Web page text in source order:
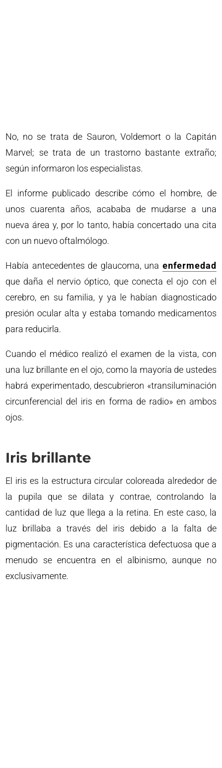
No, no se trata de Sauron, Voldemort o la Capitán
Marvel; se trata de un trastorno bastante extraño;
según informaron los especialistas.
El informe publicado describe cómo el hombre, de
unos cuarenta años, acababa de mudarse a una
nueva área y, por lo tanto, había concertado una cita
con un nuevo oftalmólogo.
Había antecedentes de glaucoma, una enfermedad
que daña el nervio óptico, que conecta el ojo con el
cerebro, en su familia, y ya le habían diagnosticado
presión ocular alta y estaba tomando medicamentos
para reducirla.
Cuando el médico realizó el examen de la vista, con
una luz brillante en el ojo, como la mayoría de ustedes
habrá experimentado, descubrieron «transiluminación
circunferencial del iris en forma de radio» en ambos
ojos.
Iris brillante
El iris es la estructura circular coloreada alrededor de
la pupila que se dilata y contrae, controlando la
cantidad de luz que llega a la retina. En este caso, la
luz brillaba a través del iris debido a la falta de
pigmentación. Es una característica defectuosa que a
menudo se encuentra en el albinismo, aunque no
exclusivamente.